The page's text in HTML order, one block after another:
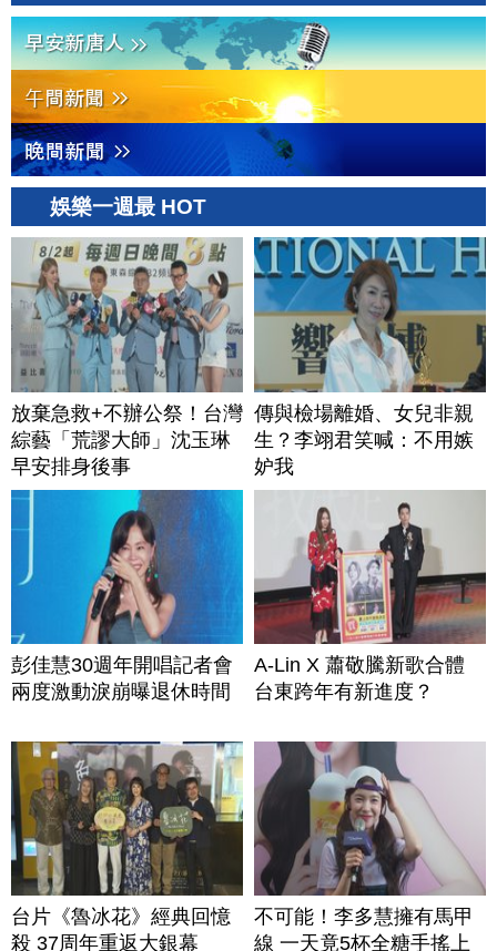
娛樂一週最 HOT
放棄急救+不辦公祭！台灣
綜藝「荒謬大師」沈玉琳
早安排身後事
傳與檢場離婚、女兒非親
生？李翊君笑喊：不用嫉
妒我
彭佳慧30週年開唱記者會
兩度激動淚崩曝退休時間
A-Lin X 蕭敬騰新歌合體
台東跨年有新進度？
台片《魯冰花》經典回憶
殺 37周年重返大銀幕
不可能！李多慧擁有馬甲
線 一天竟5杯全糖手搖上